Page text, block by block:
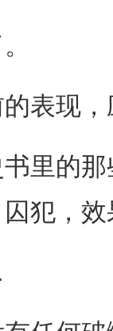
现，
的那
犯，